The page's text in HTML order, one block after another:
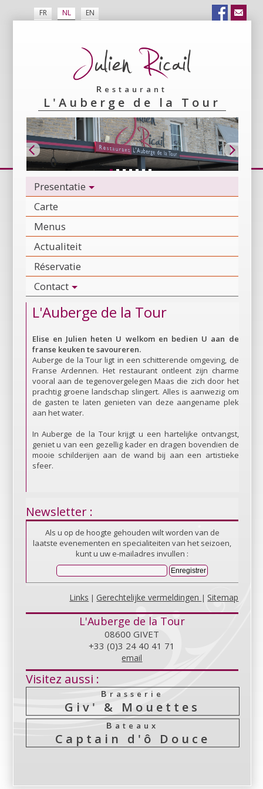
EN
NL
FR
Restaurant
L'Auberge de la Tour
Presentatie
Carte
Menus
Actualiteit
Réservatie
Contact
L'Auberge de la Tour
Elise en Julien heten U welkom en bedien U aan de
franse keuken te savoureren.
Auberge de la Tour ligt in een schitterende omgeving, de
Franse Ardennen. Het restaurant ontleent zijn charme
vooral aan de tegenovergelegen Maas die zich door het
prachtig groene landschap slingert. Alles is aanwezig om
de gasten te laten genieten van deze aangename plek
aan het water.
In Auberge de la Tour krijgt u een hartelijke ontvangst,
geniet u van een gezellig kader en dragen bovendien de
mooie schilderijen aan de wand bij aan een artistieke
sfeer.
Newsletter :
Als u op de hoogte gehouden wilt worden van de
laatste evenementen en specialiteiten van het seizoen,
kunt u uw e-mailadres invullen :
Links | Gerechtelijke vermeldingen |Sitemap
L'Auberge de la Tour
08600 GIVET
+33 (0)3 24 40 41 71
email
Visitez aussi :
Brasserie
Giv' & Mouettes
Bateaux
Captain d'ô Douce